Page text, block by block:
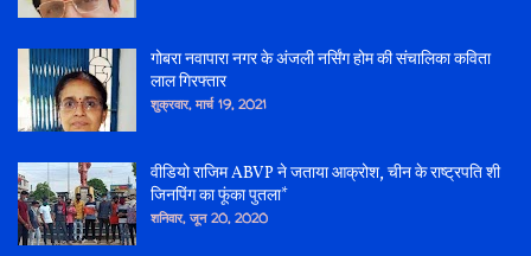
गोबरा नवापारा नगर के अंजली नर्सिंग होम की संचालिका कविता
लाल गिरफ्तार
शुक्रवार, मार्च 19, 2021
वीडियो राजिम ABVP ने जताया आक्रोश, चीन के राष्ट्रपति शी
जिनपिंग का फूंका पुतला*
शनिवार, जून 20, 2020